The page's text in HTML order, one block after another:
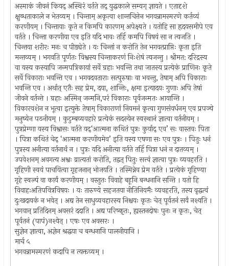
अस्माकं जीवनं कियद् अस्थिरं वर्तते तद् युद्धकाले सम्यग् ज्ञायते । एतादृशे
क्षुब्धताकाले न भेतव्यम् । चिन्ताम् अकृत्वा शान्तचित्तेन भगवन्नामस्मरणे कर्तव्यं
करणीयम् । चिन्तायाः कृते न किमपि कारणम् अपेक्ष्यते । यतोहि सा हृदयसमीपे एव
वर्तते । चिन्ता करणीया एव इति यदि भावः तर्हि कमपि विषयं सा न त्यजति ।
चिन्तया शरीरः मनः च पीड्येते । यः चिन्तां न करोति तेन भगवत्प्राप्तिः कृता इति
मन्तव्यम् । भगवति पूर्णतः विश्वस्य चिन्ताकरणं निःशेषं त्यजन्तु । श्रीमत: दरिद्रस्य
वा यस्य कस्यापि जन्मपत्रिकायां सर्वे ग्रहाः भवन्ति तथा जातस्य प्रत्येकं प्राणिनः कृते
सर्वे विकाराः भवन्ति एव । भगवदवताराः सत्पुरुषाः वा भवन्तु, तेषाम् अपि विकाराः
भवन्ति एव । अर्थात् एतैः सह प्रेम, दया, शान्तिः, क्षमा इत्यादयः गुणाः अपि तेषां
जीवने वर्तन्ते । ग्रहाः अस्मिन् जन्मनि,परं विकाराः पूर्वजन्मतः आयान्ति ।
विकारवशेन न भूत्वा इत्युक्ते तेषाम् विकाराणां नियमनं कृत्वा गुणसंवर्धनम् एव प्रपञ्चे
मनुष्येन पठनीयम् । कुटुम्बव्यवहारे प्रत्येकं सदस्येन स्वस्थानं ज्ञात्वा वर्तनीयम् ।
पुत्रप्रेम्णा यस्य विश्वासः वर्तते यद्‘आत्मना कथितं पुत्रः कुर्याद् एव’ सः वास्तवः पिता
। पित्रा कथितं चेद् ‘आत्मना करणीयमेव’ इति यस्य एषणा सः एव पुत्रः । पितुः धनं
पुत्रस्य अनीत्या वर्तनार्थं न । पुत्रः यदि अनीत्या वर्तते तर्हि पित्रा धनं न दातव्यम् ।
उपवेशनम् अवगत्य अश्वः व्रात्यतां करोति, तद्वत् पितुः सत्त्वं ज्ञात्वा पुत्रः व्यवहरति ।
गृहिणी स्वयं पाचयित्वा गृहजनान् भोजयति । तस्मिन्नेव प्रेम वर्तते । प्रत्येकं गृहिण्या
गृहे स्वल्पं वा कार्यं करणीयम् । वस्तुतः विवाहे बहूनि बन्धनानि सन्ति । यतो हि
विवाहःअतिपवित्रविषय़ः । यः तारुण्ये सहजतया नीतिनियमैः व्यवहरति, तस्य वृद्धत्वं
दुःखदायकं न भवेत् । अद्य तेन साधुव्यवहारस्य निश्चयः कृतः चेत् पूर्वतनं सर्वं नश्यति ।
भगवान् प्रतिदिनम् अवसरं ददाति । अद्य परिष्कृतः, ह्यस्तनदोषः पुनः न कृतः, चेत्
पूर्वतनं (पापं)नश्येत् । एषः एव अवसरः ।
सुज्ञेन ज्ञात्वा, अज्ञेन श्रद्धया च बन्धनानि पालनीयानि ।
मार्च ५
भगवन्नामस्मरणं कदापि न त्यक्तव्यम् ।